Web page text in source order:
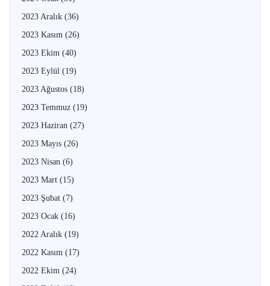
2023 Aralık (36)
2023 Kasım (26)
2023 Ekim (40)
2023 Eylül (19)
2023 Ağustos (18)
2023 Temmuz (19)
2023 Haziran (27)
2023 Mayıs (26)
2023 Nisan (6)
2023 Mart (15)
2023 Şubat (7)
2023 Ocak (16)
2022 Aralık (19)
2022 Kasım (17)
2022 Ekim (24)